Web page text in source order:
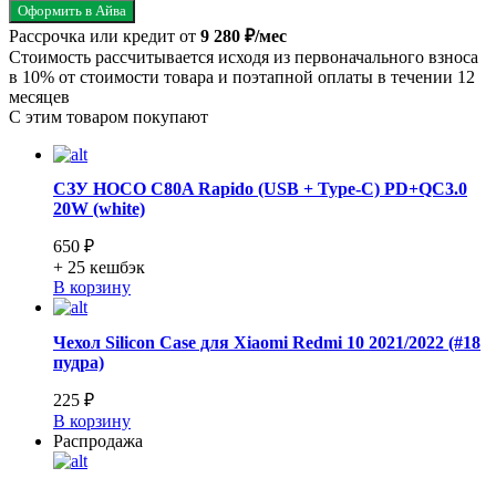
Оформить в Айва
Рассрочка или кредит от 9 280 ₽/мес
Стоимость рассчитывается исходя из первоначального взноса
в 10% от стоимости товара и поэтапной оплаты в течении 12
месяцев
С этим товаром покупают
СЗУ HOCO C80A Rapido (USB + Type-C) PD+QC3.0
20W (white)
650 ₽
+ 25 кешбэк
В корзину
Чехол Silicon Case для Xiaomi Redmi 10 2021/2022 (#18
пудра)
225 ₽
В корзину
Распродажа